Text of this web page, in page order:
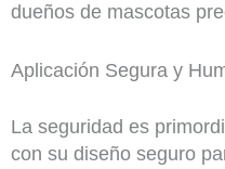
dueños de mascotas
Aplicación Segura y
La seguridad es
con su diseño seguro